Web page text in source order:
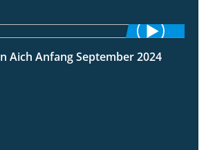
1:50
Aich Anfang September 2024